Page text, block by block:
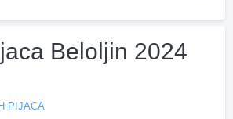
Beloljin 2024
PIJACA